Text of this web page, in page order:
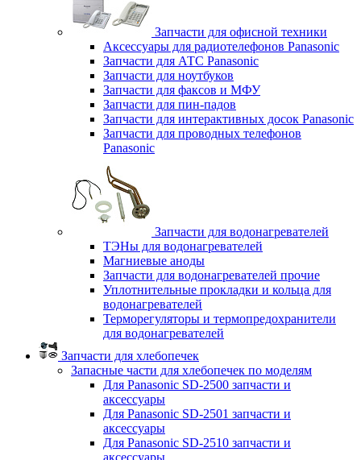
Запчасти для офисной техники
Аксессуары для радиотелефонов Panasonic
Запчасти для АТС Panasonic
Запчасти для ноутбуков
Запчасти для факсов и МФУ
Запчасти для пин-падов
Запчасти для интерактивных досок Panasonic
Запчасти для проводных телефонов
Panasonic
Запчасти для водонагревателей
ТЭНы для водонагревателей
Магниевые аноды
Запчасти для водонагревателей прочие
Уплотнительные прокладки и кольца для
водонагревателей
Терморегуляторы и термопредохранители
для водонагревателей
Запчасти для хлебопечек
Запасные части для хлебопечек по моделям
Для Panasonic SD-2500 запчасти и
аксессуары
Для Panasonic SD-2501 запчасти и
аксессуары
Для Panasonic SD-2510 запчасти и
аксессуары